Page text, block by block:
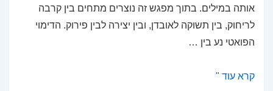
אותה במילים. בתוך מפגש זה נוצרים מתחים בין קרבה
לריחוק, בין תשוקה לאובדן, ובין יצירה לבין פירוק. הדימוי
הפואטי נע בין …
בין
קרא עוד "